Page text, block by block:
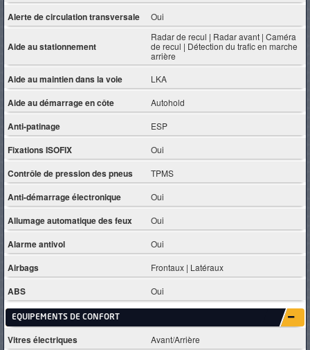
Alerte de circulation transversale Oui
Aide au stationnement
Radar de recul | Radar avant | Caméra
de recul | Détection du trafic en marche
arrière
Aide au maintien dans la voie LKA
Aide au démarrage en côte Autohold
Anti-patinage ESP
Fixations ISOFIX Oui
Contrôle de pression des pneus TPMS
Anti-démarrage électronique Oui
Allumage automatique des feux Oui
Alarme antivol Oui
Airbags Frontaux | Latéraux
ABS Oui
EQUIPEMENTS DE CONFORT
Vitres électriques Avant/Arrière